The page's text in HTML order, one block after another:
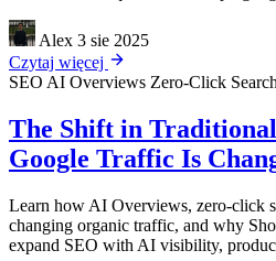
Alex 3 sie 2025
Czytaj więcej
SEO AI Overviews Zero-Click
The Shift in
Google Traffic Is
Learn how AI Overviews, zero-click
changing organic traffic, and why
expand SEO with AI visibility,